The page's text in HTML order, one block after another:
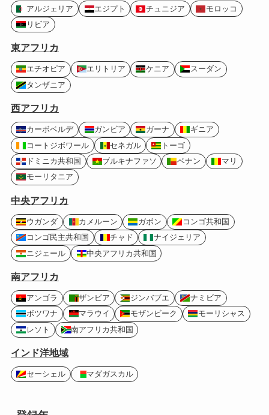
アルジェリア エジプト チュニジア
モロッコ
リビア
東アフリカ
エチオピア エリトリア ケニア
スーダン
タンザニア
西アフリカ
カーボベルデ ガンビア ガーナ
ギニア
コートジボワール
セネガル
トーゴ
ドミニカ共和国
ブルキナファソ ベナン
マリ
モーリタニア
中央アフリカ
ウガンダ カメルーン ガボン
コンゴ共和国
コンゴ民主共和国
チャド
ナイジェリア
ニジェール
中央アフリカ共和国
南アフリカ
アンゴラ ザンビア ジンバブエ
ナミビア
ボツワナ
マラウイ モザンビーク
モーリシャス
レソト
南アフリカ共和国
インド洋地域
セーシェル マダガスカル